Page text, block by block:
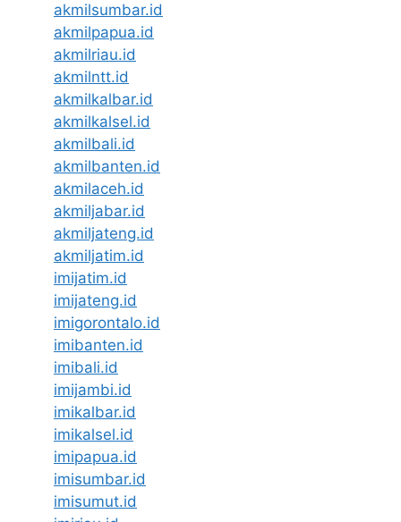
akmilsumbar.id
akmilpapua.id
akmilriau.id
akmilntt.id
akmilkalbar.id
akmilkalsel.id
akmilbali.id
akmilbanten.id
akmilaceh.id
akmiljabar.id
akmiljateng.id
akmiljatim.id
imijatim.id
imijateng.id
imigorontalo.id
imibanten.id
imibali.id
imijambi.id
imikalbar.id
imikalsel.id
imipapua.id
imisumbar.id
imisumut.id